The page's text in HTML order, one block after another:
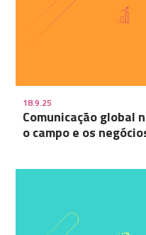
18.9.25
Comunicação global
o campo e os